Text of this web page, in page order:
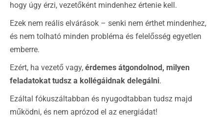
hogy úgy érzi, vezetőként mindenhez értenie kell.
Ezek nem reális elvárások – senki nem érthet mindenhez,
és nem tolható minden probléma és felelősség egyetlen
emberre.
Ezért, ha vezető vagy, érdemes átgondolnod, milyen
feladatokat tudsz a kollégáidnak delegálni.
Ezáltal fókuszáltabban és nyugodtabban tudsz majd
működni, és nem aprózod el az energiádat!